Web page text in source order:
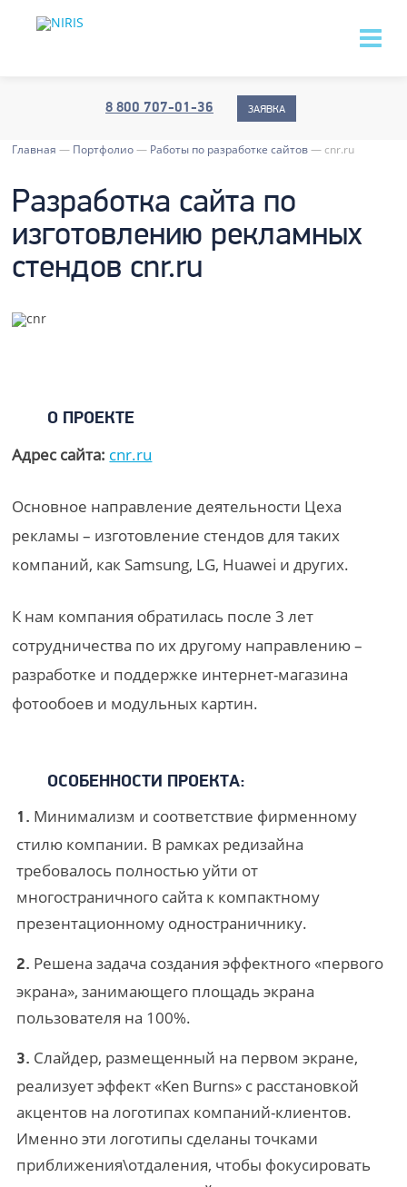
8 800 707-01-36 ЗАЯВКА
Главная — Портфолио— Работы по разработке сайтов— cnr.ru
Разработка сайта по
изготовлению рекламных
стендов cnr.ru
О ПРОЕКТЕ
Адрес сайта: cnr.ru
Основное направление деятельности Цеха
рекламы – изготовление стендов для таких
компаний, как Samsung, LG, Huawei и других.
К нам компания обратилась после 3 лет
сотрудничества по их другому направлению –
разработке и поддержке интернет-магазина
фотообоев и модульных картин.
ОСОБЕННОСТИ ПРОЕКТА:
1. Минимализм и соответствие фирменному
стилю компании. В рамках редизайна
требовалось полностью уйти от
многостраничного сайта к компактному
презентационному одностраничнику.
2. Решена задача создания эффектного «первого
экрана», занимающего площадь экрана
пользователя на 100%.
3. Слайдер, размещенный на первом экране,
реализует эффект «Ken Burns» с расстановкой
акцентов на логотипах компаний-клиентов.
Именно эти логотипы сделаны точками
приближения\отдаления, чтобы фокусировать